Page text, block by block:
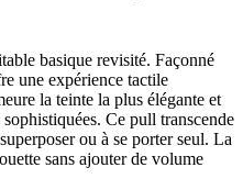
basique revisité. Façonné
une expérience tactile
la teinte la plus élégante et
Ce pull transcende
ou à se porter seul. La
sans ajouter de volume